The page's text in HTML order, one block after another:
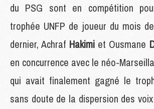
du PSG sont en compétition
trophée UNFP de joueur du mois
dernier, Achraf Hakimiet Ousmane
en concurrence avec le néo-
qui avait finalement gagné le
sans doute de la dispersion des